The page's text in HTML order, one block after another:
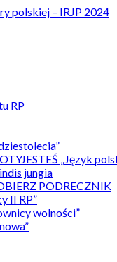
polskiej – IRJP 2024
RP
„Język
jungia
PODRECZNIK
II RP”
wolności”